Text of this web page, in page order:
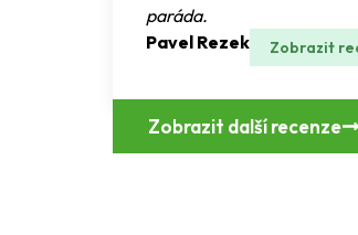
paráda.
Pavel Rezek
Zobrazit
Zobrazit další recenze